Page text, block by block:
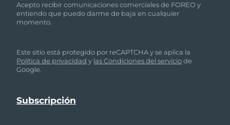
Acepto recibir comunicaciones comerciales de FOREO y
entiendo que puedo darme de baja en cualquier
momento.
Este sitio está protegido por reCAPTCHA y se aplica la
Política de privacidad y las Condiciones del serviciode
Google.